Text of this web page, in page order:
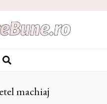
Bune
machiaj